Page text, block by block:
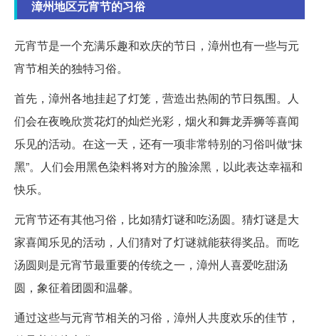
漳州地区元宵节的习俗
元宵节是一个充满乐趣和欢庆的节日，漳州也有一些与元
宵节相关的独特习俗。
首先，漳州各地挂起了灯笼，营造出热闹的节日氛围。人
们会在夜晚欣赏花灯的灿烂光彩，烟火和舞龙弄狮等喜闻
乐见的活动。在这一天，还有一项非常特别的习俗叫做“抹
黑”。人们会用黑色染料将对方的脸涂黑，以此表达幸福和
快乐。
元宵节还有其他习俗，比如猜灯谜和吃汤圆。猜灯谜是大
家喜闻乐见的活动，人们猜对了灯谜就能获得奖品。而吃
汤圆则是元宵节最重要的传统之一，漳州人喜爱吃甜汤
圆，象征着团圆和温馨。
通过这些与元宵节相关的习俗，漳州人共度欢乐的佳节，